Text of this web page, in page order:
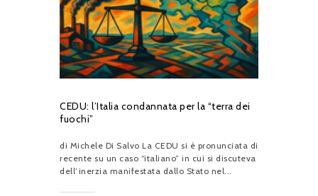
CEDU: l’Italia condannata per la “terra dei
fuochi”
di Michele Di Salvo La CEDU si è pronunciata di
recente su un caso “italiano” in cui si discuteva
dell’inerzia manifestata dallo Stato nel...